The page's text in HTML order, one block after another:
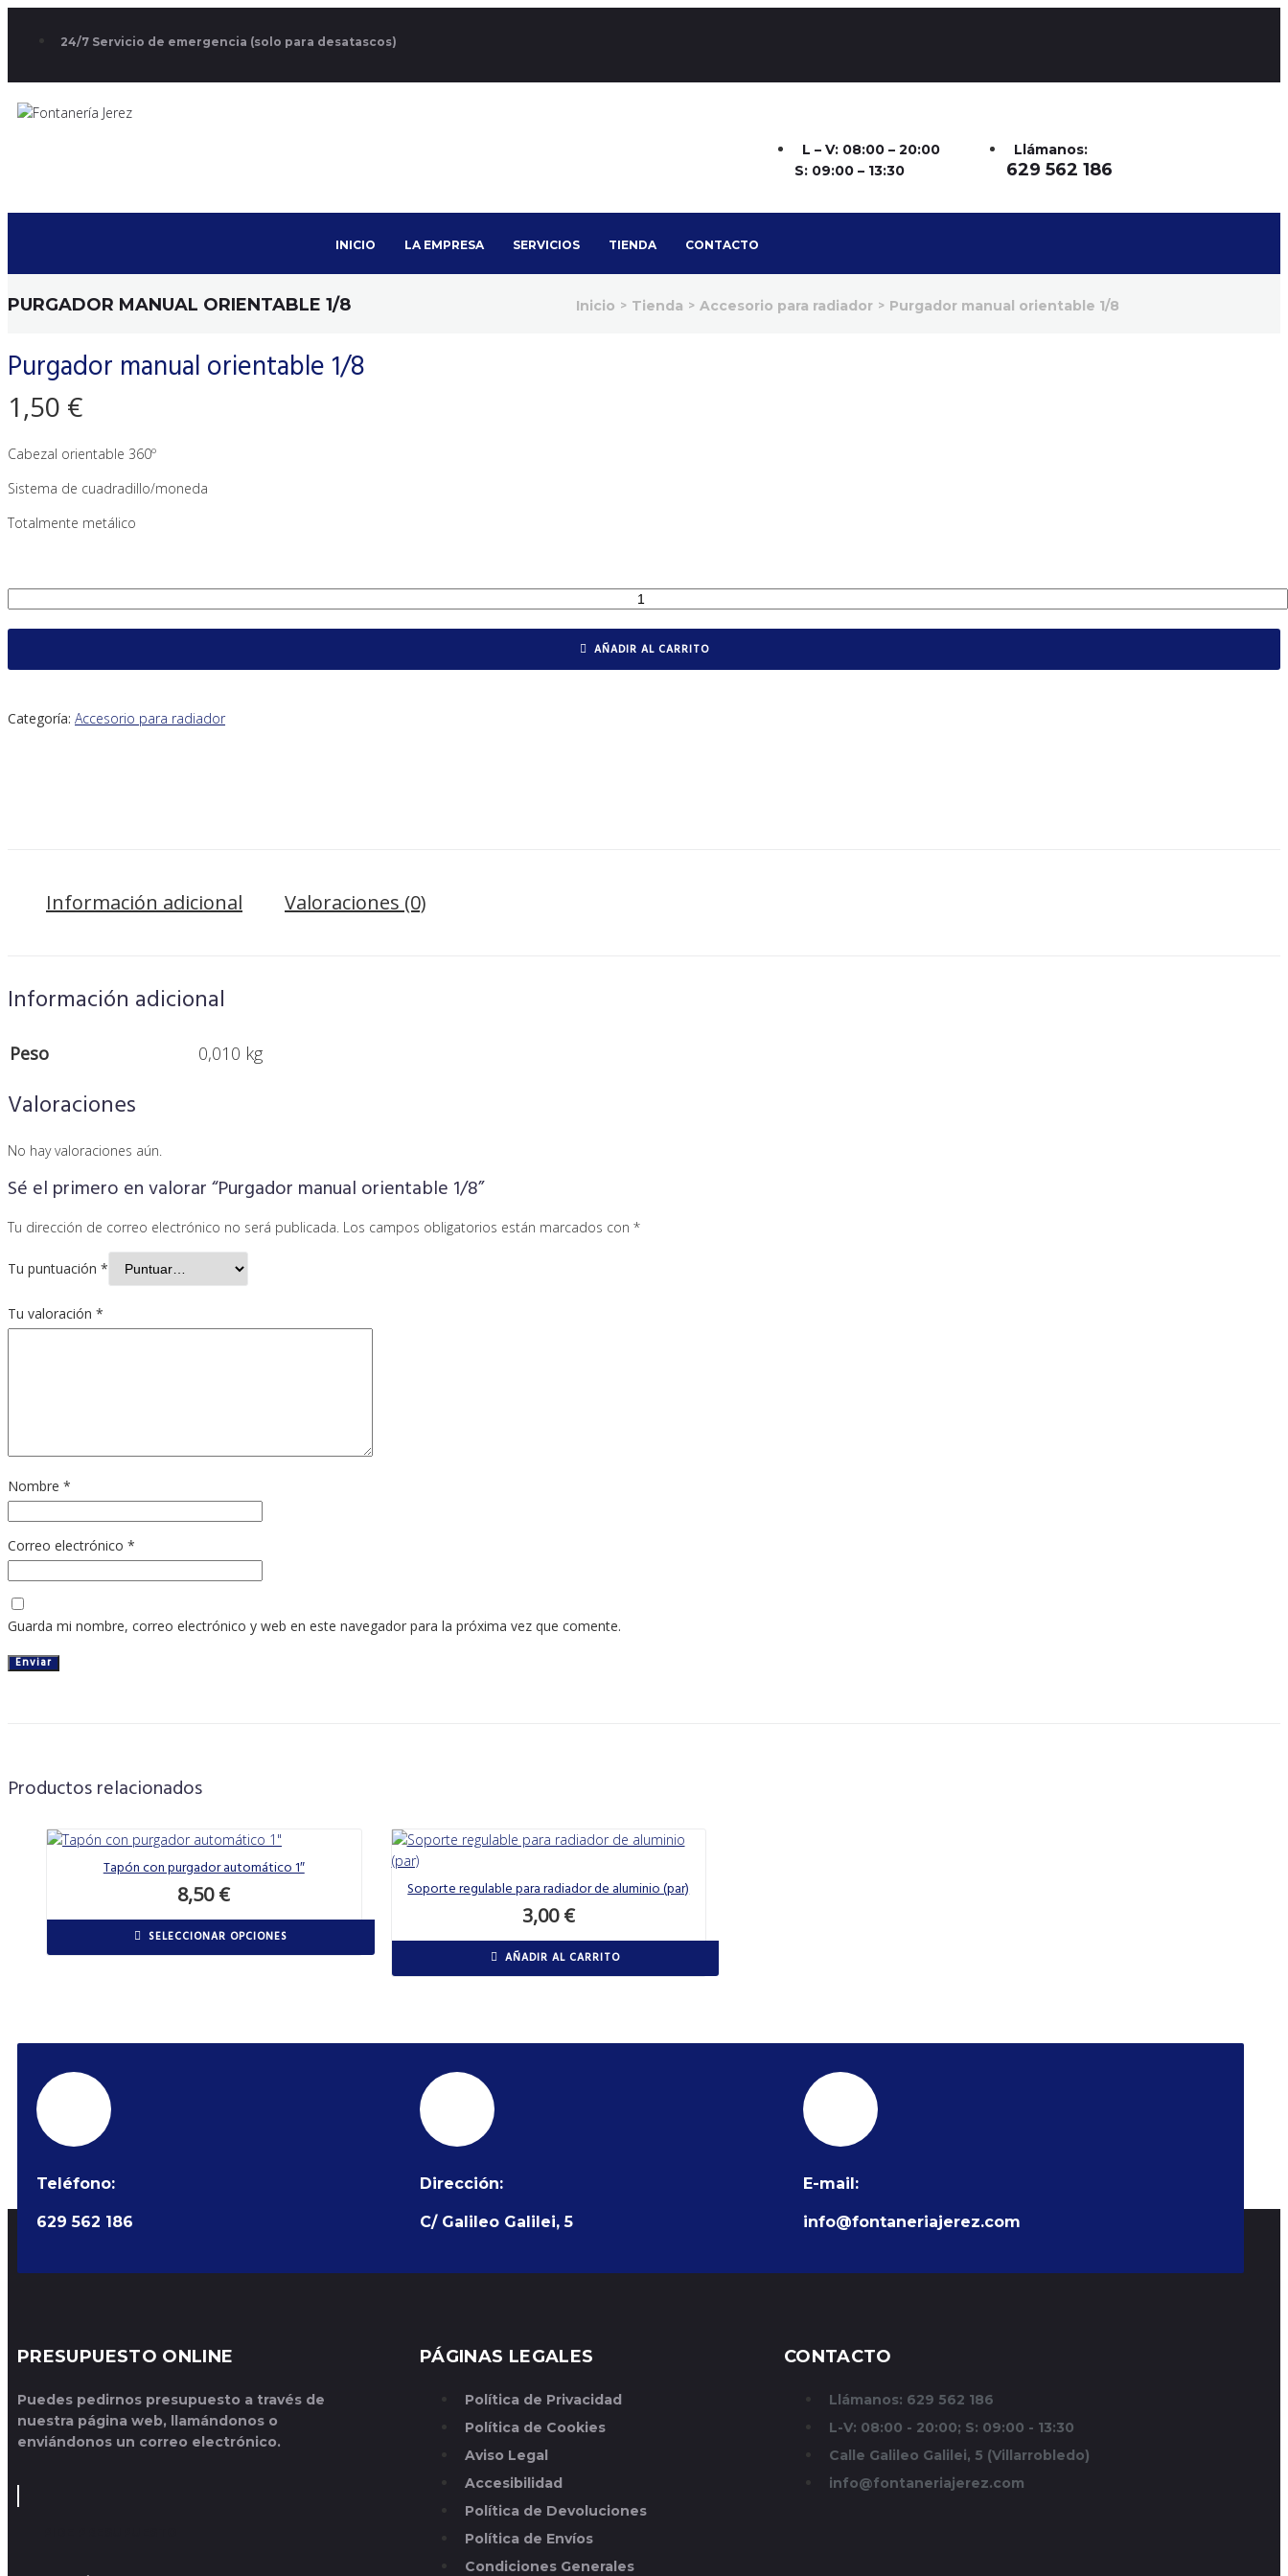
24/7 Servicio de emergencia (solo para desatascos)
L – V: 08:00 – 20:00
S: 09:00 – 13:30
Llámanos:
629 562 186
INICIO LA EMPRESA SERVICIOS TIENDA CONTACTO
PURGADOR MANUAL ORIENTABLE 1/8 Inicio > Tienda > Accesorio para radiador > Purgador manual orientable 1/8
Purgador manual orientable 1/8
1,50 €
Cabezal orientable 360º
Sistema de cuadradillo/moneda
Totalmente metálico
AÑADIR AL CARRITO
Categoría: Accesorio para radiador
Información adicional Valoraciones (0)
Información adicional
Peso 0,010 kg
Valoraciones
No hay valoraciones aún.
Sé el primero en valorar “Purgador manual orientable 1/8”
Tu dirección de correo electrónico no será publicada. Los campos obligatorios están marcados con *
Tu puntuación *
Tu valoración *
Nombre *
Correo electrónico *
Guarda mi nombre, correo electrónico y web en este navegador para la próxima vez que comente.
Productos relacionados
Tapón con purgador automático 1″
8,50€
SELECCIONAR OPCIONES
Soporte regulable para radiador de aluminio (par)
3,00€
AÑADIR AL CARRITO
Teléfono:
629 562 186
Dirección:
C/ Galileo Galilei, 5
E-mail:
info@fontaneriajerez.com
PRESUPUESTO ONLINE
Puedes pedirnos presupuesto a través de
nuestra página web, llamándonos o
enviándonos un correo electrónico.
PÁGINAS LEGALES
Política de Privacidad
Política de Cookies
Aviso Legal
Accesibilidad
Política de Devoluciones
Política de Envíos
Condiciones Generales
CONTACTO
Llámanos: 629 562 186
L-V: 08:00 - 20:00; S: 09:00 - 13:30
Calle Galileo Galilei, 5 (Villarrobledo)
info@fontaneriajerez.com